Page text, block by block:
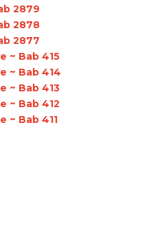
2879
2878
2877
~ Bab 415
~ Bab 414
~ Bab 413
~ Bab 412
~ Bab 411